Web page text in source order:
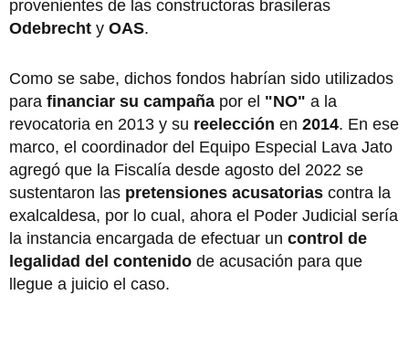
provenientes de las constructoras brasileras
Odebrecht y OAS.
Como se sabe, dichos fondos habrían sido utilizados
para financiar su campaña por el "NO" a la
revocatoria en 2013 y su reelección en 2014. En ese
marco, el coordinador del Equipo Especial Lava Jato
agregó que la Fiscalía desde agosto del 2022 se
sustentaron las pretensiones acusatorias contra la
exalcaldesa, por lo cual, ahora el Poder Judicial sería
la instancia encargada de efectuar un control de
legalidad del contenido de acusación para que
llegue a juicio el caso.